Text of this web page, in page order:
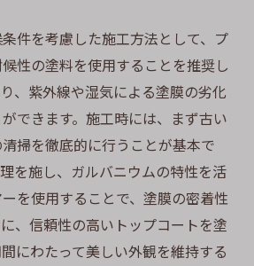
件を考慮した施工方法として、プ
性の塗料を使用することを推奨し
、紫外線や湿気による塗膜の劣化
できます。施工時には、まず古い
掃を徹底的に行うことが基本で
を施し、ガルバニウムの特性を活
を使用することで、塗膜の密着性
、信頼性の高いトップコートを塗
にわたって美しい外観を維持する